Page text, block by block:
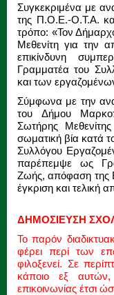
Συγκεκριμένα με
της Π.Ο.Ε.-Ο.Τ.Α.
τρόπο: «Τον
Μεθενίτη για την
επικίνδυνη
Γραμματέα του
και των
Σύμφωνα με την
του Δήμου
Σωτήρης
σωματική βία κατά
Συλλόγου
παρέπεμψε ως
Ζωής, απόφαση της
έγκριση και τελική
ΔΗΜΟΣΙΕΥΣΗ
Το παρόν
φέρει περί των
φιλοξενεί. Σε
κάποιο εξ
επικοινωνίας έτσι